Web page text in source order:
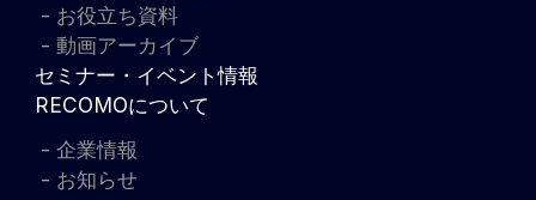
お役立ち資料
動画アーカイブ
セミナー・イベント情報
RECOMOについて
企業情報
お知らせ